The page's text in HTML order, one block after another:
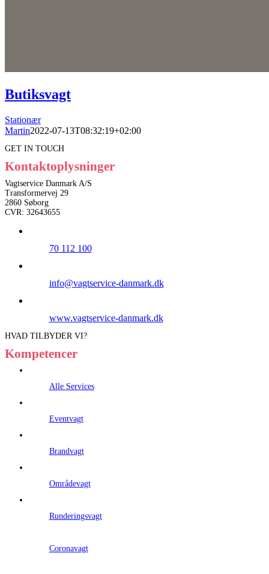
Butiksvagt
Stationær
Martin2022-07-13T08:32:19+02:00
GET IN TOUCH
Kontaktoplysninger
Vagtservice Danmark A/S
Transformervej 29
2860 Søborg
CVR: 32643655
70 112 100
info@vagtservice-danmark.dk
www.vagtservice-danmark.dk
HVAD TILBYDER VI?
Kompetencer
Alle Services
Eventvagt
Brandvagt
Områdevagt
Runderingsvagt
Coronavagt